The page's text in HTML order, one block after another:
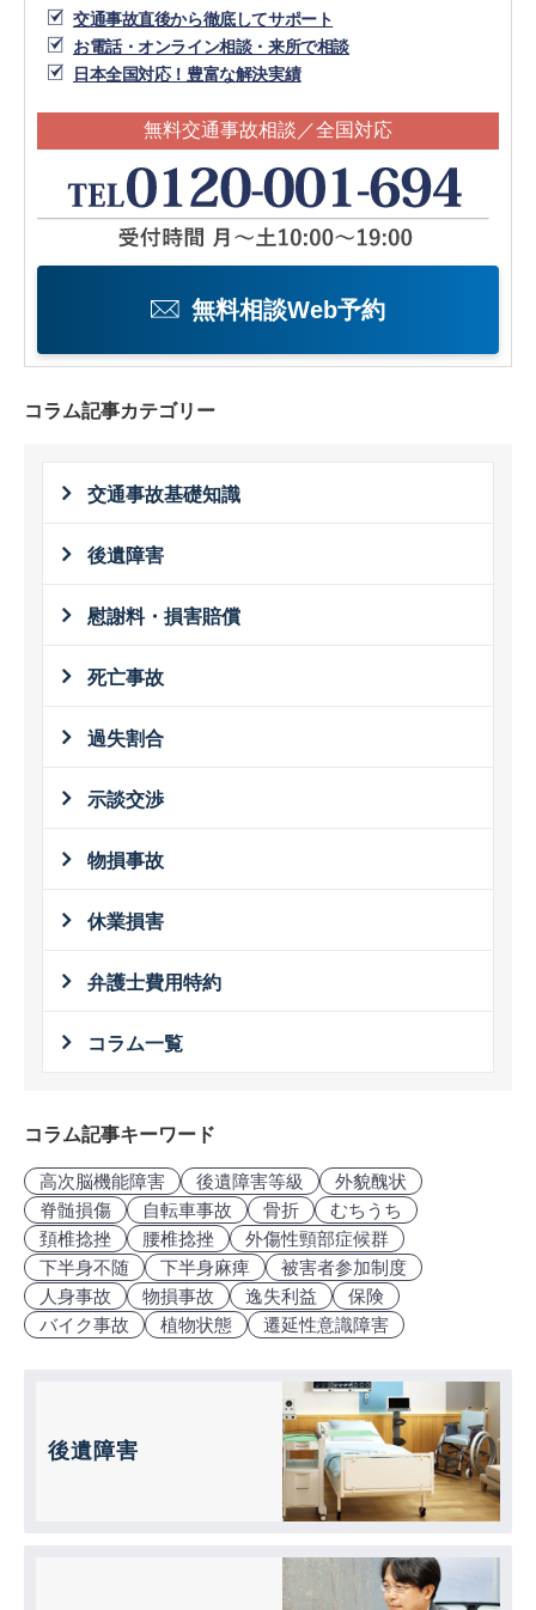
交通事故直後から徹底してサポート
お電話・オンライン相談・来所で相談
日本全国対応！豊富な解決実績
無料交通事故相談／全国対応
無料相談Web予約
コラム記事カテゴリー
交通事故基礎知識
後遺障害
慰謝料・損害賠償
死亡事故
過失割合
示談交渉
物損事故
休業損害
弁護士費用特約
コラム一覧
コラム記事キーワード
高次脳機能障害 後遺障害等級
外貌醜状
脊髄損傷
自転車事故 骨折
むちうち
頚椎捻挫
腰椎捻挫
外傷性頸部症候群
下半身不随
下半身麻痺
被害者参加制度
人身事故
物損事故 逸失利益
保険
バイク事故
植物状態 遷延性意識障害
後遺障害